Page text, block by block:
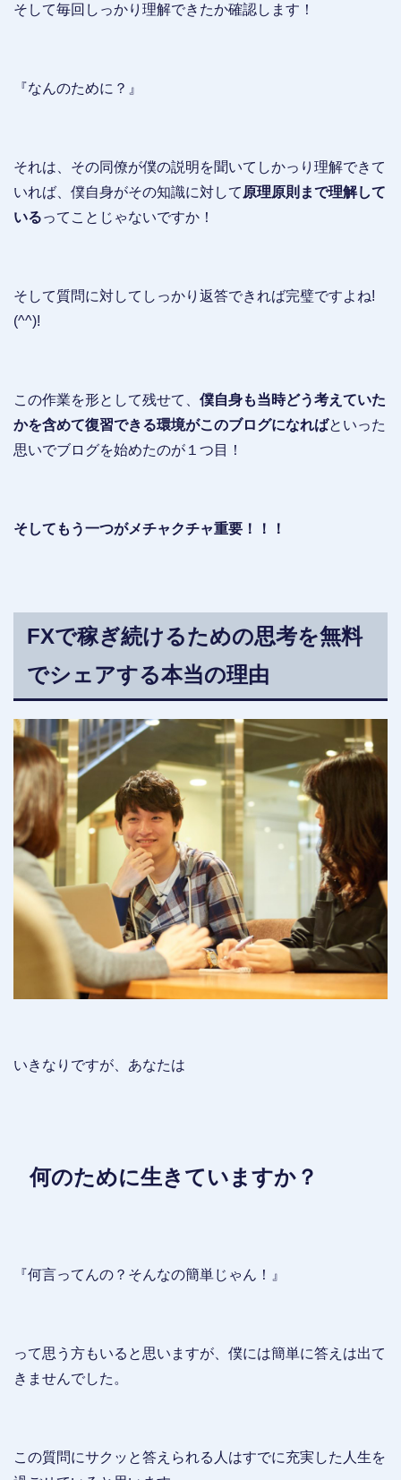
そして毎回しっかり理解できたか確認します！
『なんのために？』
それは、その同僚が僕の説明を聞いてしかっり理解できて
いれば、僕自身がその知識に対して 原理原則まで理解して
いるってことじゃないですか！
そして質問に対してしっかり返答できれば完璧ですよね!
(^^)!
この作業を形として残せて、 僕自身も当時どう考えていた
かを含めて復習できる環境がこのブログになればといった
思いでブログを始めたのが１つ目！
そしてもう一つがメチャクチャ重要！！！
FXで稼ぎ続けるための思考を無料
でシェアする本当の理由
いきなりですが、あなたは
何のために生きていますか？
『何言ってんの？そんなの簡単じゃん！』
って思う方もいると思いますが、僕には簡単に答えは出て
きませんでした。
この質問にサクッと答えられる人はすでに充実した人生を